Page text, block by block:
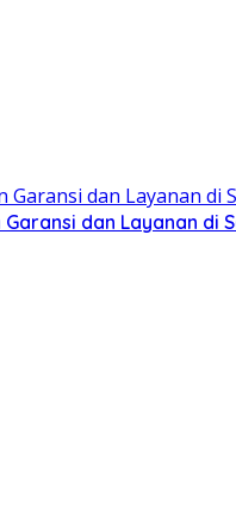
dan Layanan di